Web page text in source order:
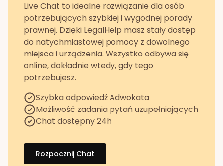
Live Chat to idealne rozwiązanie dla osób
potrzebujących szybkiej i wygodnej porady
prawnej. Dzięki LegalHelp masz stały dostęp
do natychmiastowej pomocy z dowolnego
miejsca i urządzenia. Wszystko odbywa się
online, dokładnie wtedy, gdy tego
potrzebujesz.
Szybka odpowiedź Adwokata
Możliwość zadania pytań uzupełniających
Chat dostępny 24h
Rozpocznij Chat